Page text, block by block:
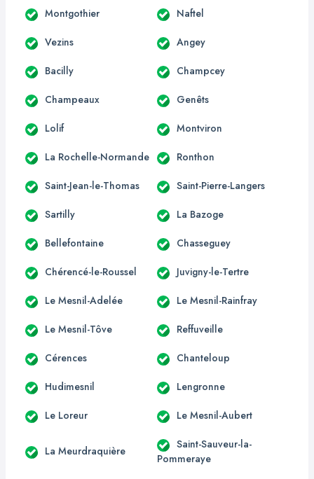
Montgothier Naftel
Vezins Angey
Bacilly Champcey
Champeaux Genêts
Lolif Montviron
La Rochelle-Normande Ronthon
Saint-Jean-le-Thomas Saint-Pierre-Langers
Sartilly La Bazoge
Bellefontaine Chasseguey
Chérencé-le-Roussel Juvigny-le-Tertre
Le Mesnil-Adelée Le Mesnil-Rainfray
Le Mesnil-Tôve Reffuveille
Cérences Chanteloup
Hudimesnil Lengronne
Le Loreur Le Mesnil-Aubert
La Meurdraquière
Saint-Sauveur-la-
Pommeraye